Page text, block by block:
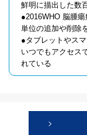
鮮明に描出した数
●2016WHO 脳腫
単位の追加や削除
●タブレットやス
いつでもアクセス
れている